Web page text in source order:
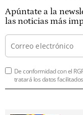
Apúntate a la
las noticias más
De conformidad con el
tratará los datos